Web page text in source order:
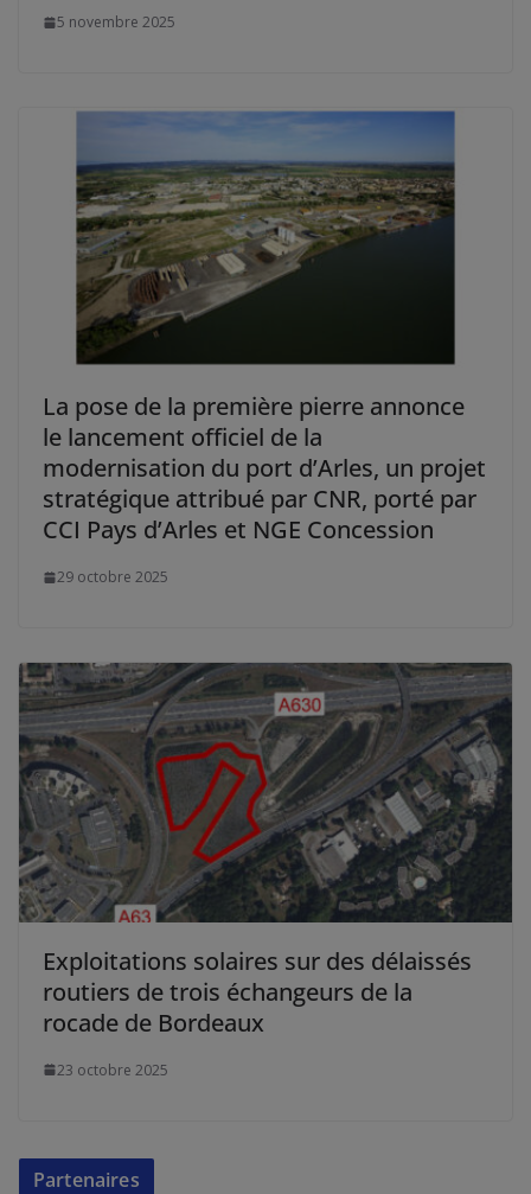
5 novembre 2025
La pose de la première pierre annonce
le lancement officiel de la
modernisation du port d’Arles, un projet
stratégique attribué par CNR, porté par
CCI Pays d’Arles et NGE Concession
29 octobre 2025
Exploitations solaires sur des délaissés
routiers de trois échangeurs de la
rocade de Bordeaux
23 octobre 2025
Partenaires